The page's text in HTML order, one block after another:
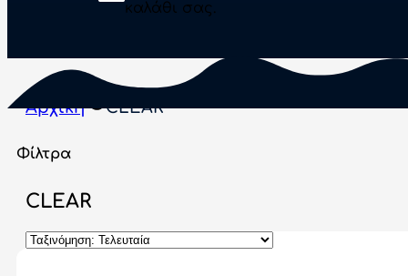
καλάθι σας.
Αρχική CLEAR
Φίλτρα
CLEAR